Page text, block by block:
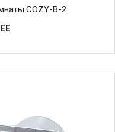
COZY-B-2